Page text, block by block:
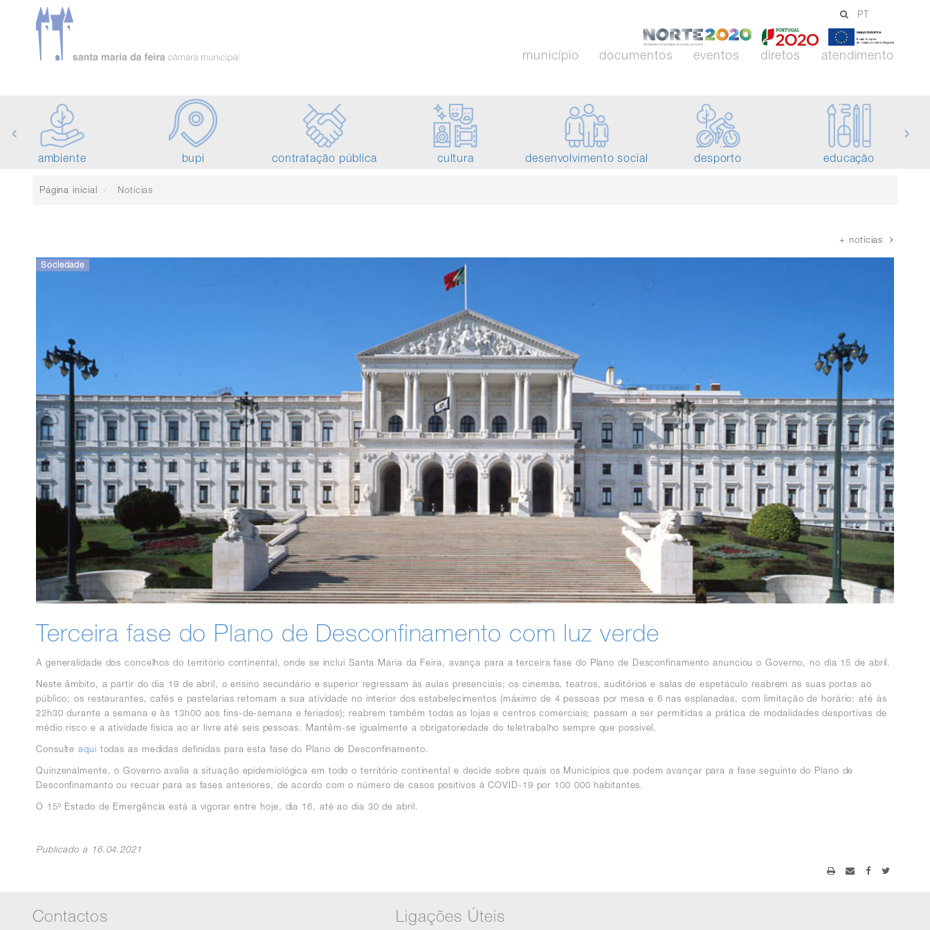
PT
Norte
2020
Portugal
2020
União
município documentos eventos diretos atendimento
ambiente bupi contratação pública cultura desenvolvimento social desporto educação
‹ ›
Página inicial Notícias
+ notícias
Sociedade
Terceira fase do Plano de Desconfinamento com luz verde
A generalidade dos concelhos do território continental, onde se inclui Santa Maria da Feira, avança para a terceira fase do Plano de Desconfinamento anunciou o Governo, no dia 15 de abril.
Neste âmbito, a partir do dia 19 de abril, o ensino secundário e superior regressam às aulas presenciais; os cinemas, teatros, auditórios e salas de espetáculo reabrem as suas portas ao
público; os restaurantes, cafés e pastelarias retomam a sua atividade no interior dos estabelecimentos (máximo de 4 pessoas por mesa e 6 nas esplanadas, com limitação de horário: até às
22h30 durante a semana e às 13h00 aos fins-de-semana e feriados); reabrem também todas as lojas e centros comerciais; passam a ser permitidas a prática de modalidades desportivas de
médio risco e a atividade física ao ar livre até seis pessoas. Mantêm-se igualmente a obrigatoriedade do teletrabalho sempre que possível.
Consulteaqui todas as medidas definidas para esta fase do Plano de Desconfinamento.
Quinzenalmente, o Governo avalia a situação epidemiológica em todo o território continental e decide sobre quais os Municípios que podem avançar para a fase seguinte do Plano de
Desconfinamanto ou recuar para as fases anteriores, de acordo com o número de casos positivos à COVID-19 por 100 000 habitantes.
O 15º Estado de Emergência está a vigorar entre hoje, dia 16, até ao dia 30 de abril.
Publicado a 16.04.2021
Contactos Ligações Úteis